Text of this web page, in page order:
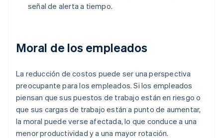
señal de alerta a tiempo.
Moral de los empleados
La reducción de costos puede ser una perspectiva
preocupante para los empleados. Si los empleados
piensan que sus puestos de trabajo están en riesgo o
que sus cargas de trabajo están a punto de aumentar,
la moral puede verse afectada, lo que conduce a una
menor productividad y a una mayor rotación.